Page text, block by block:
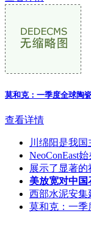
莫和克：一季度全球陶
查看详情
川绵阳是我
NeoConEast
展示了显著
美放宽对中国
西部水泥安集
莫和克：一季